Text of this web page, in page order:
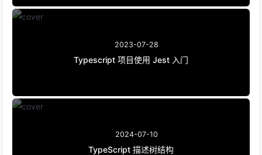
2023-07-28
Typescript 项目使用 Jest 入门
2024-07-10
TypeScript 描述树结构